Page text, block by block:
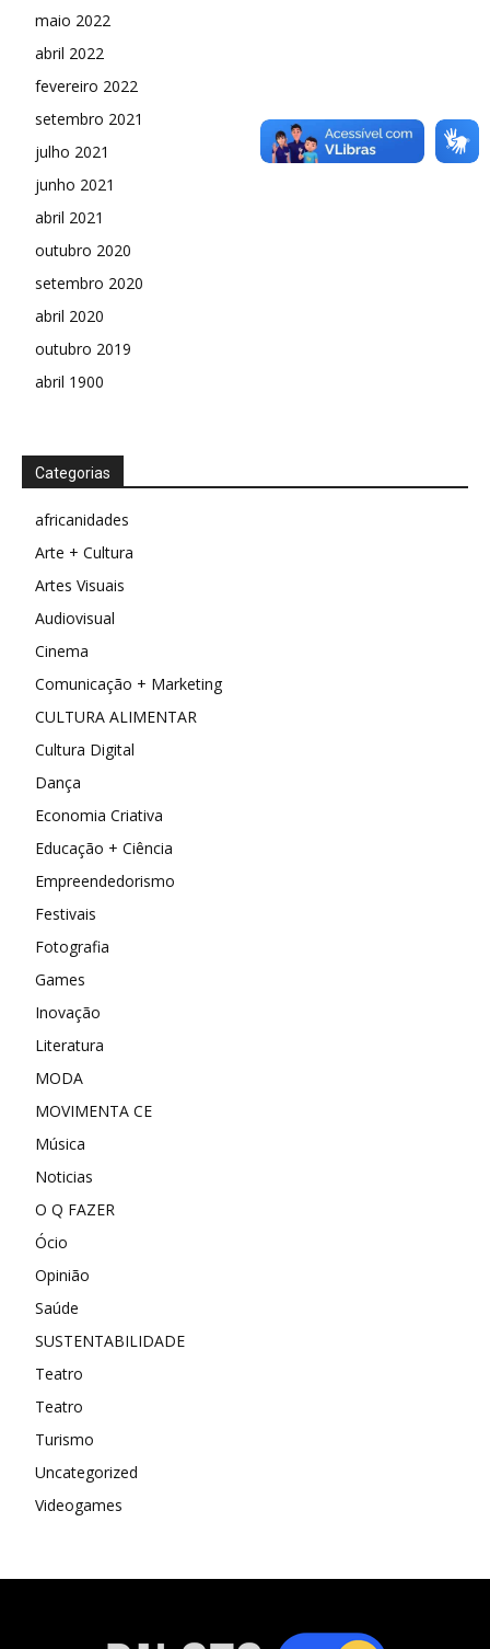
maio 2022
abril 2022
fevereiro 2022
setembro 2021
julho 2021
junho 2021
abril 2021
outubro 2020
setembro 2020
abril 2020
outubro 2019
abril 1900
Categorias
africanidades
Arte + Cultura
Artes Visuais
Audiovisual
Cinema
Comunicação + Marketing
CULTURA ALIMENTAR
Cultura Digital
Dança
Economia Criativa
Educação + Ciência
Empreendedorismo
Festivais
Fotografia
Games
Inovação
Literatura
MODA
MOVIMENTA CE
Música
Noticias
O Q FAZER
Ócio
Opinião
Saúde
SUSTENTABILIDADE
Teatro
Teatro
Turismo
Uncategorized
Videogames